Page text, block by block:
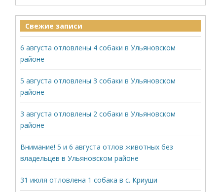
Свежие записи
6 августа отловлены 4 собаки в Ульяновском
районе
5 августа отловлены 3 собаки в Ульяновском
районе
3 августа отловлены 2 собаки в Ульяновском
районе
Внимание! 5 и 6 августа отлов животных без
владельцев в Ульяновском районе
31 июля отловлена 1 собака в с. Криуши